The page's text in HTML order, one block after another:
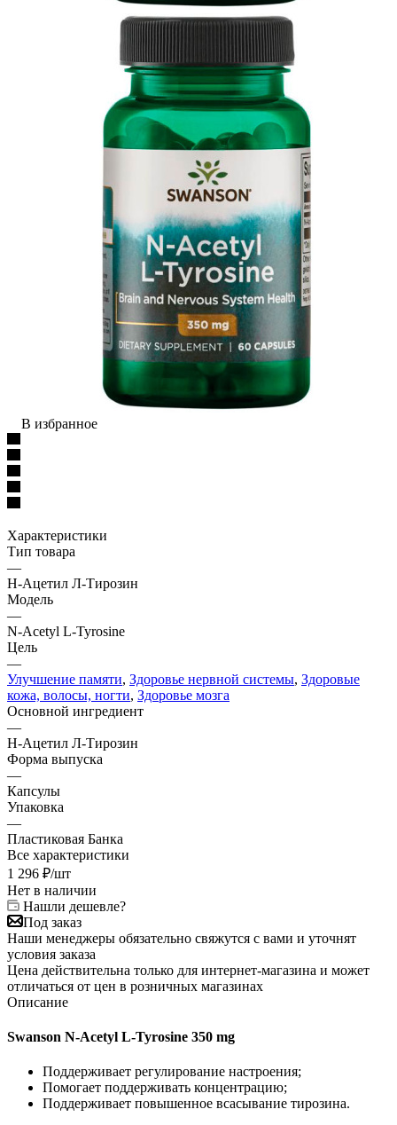
В избранное
Характеристики
Тип товара
—
Н-Ацетил Л-Тирозин
Модель
—
N-Acetyl L-Tyrosine
Цель
—
Улучшение памяти, Здоровье нервной системы, Здоровые
кожа, волосы, ногти, Здоровье мозга
Основной ингредиент
—
Н-Ацетил Л-Тирозин
Форма выпуска
—
Капсулы
Упаковка
—
Пластиковая Банка
Все характеристики
1 296 ₽/шт
Нет в наличии
Нашли дешевле?
Под заказ
Наши менеджеры обязательно свяжутся с вами и уточнят
условия заказа
Цена действительна только для интернет-магазина и может
отличаться от цен в розничных магазинах
Описание
Swanson N-Acetyl L-Tyrosine 350 mg
Поддерживает регулирование настроения;
Помогает поддерживать концентрацию;
Поддерживает повышенное всасывание тирозина.